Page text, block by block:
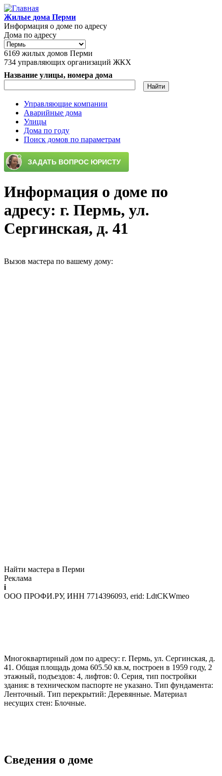
Перейти к основному содержанию
Жилые дома Перми
Информация о доме по адресу
Дома по адресу
6169 жилых домов Перми
734 управляющих организаций ЖКХ
Название улицы, номера дома
Главное меню
Управляющие компании
Аварийные дома
Улицы
Дома по году
Поиск домов по параметрам
Информация о доме по
адресу: г. Пермь, ул.
Сергинская, д. 41
Вызов мастера по вашему дому:
Найти мастера в Перми
Реклама
i
ООО ПРОФИ.РУ, ИНН 7714396093, erid: LdtCKWmeo
Многоквартирный дом по адресу: г. Пермь, ул. Сергинская, д.
41. Общая площадь дома 605.50 кв.м, построен в 1959 году, 2
этажный, подъездов: 4, лифтов: 0. Серия, тип постройки
здания: в техническом паспорте не указано. Тип фундамента:
Ленточный. Тип перекрытий: Деревянные. Материал
несущих стен: Блочные.
Сведения о доме